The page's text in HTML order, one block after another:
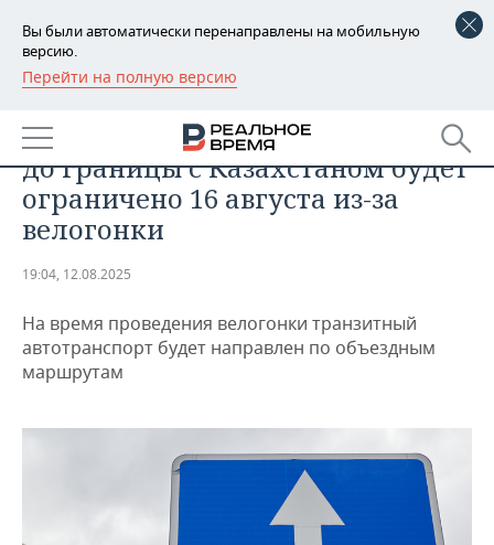
Вы были автоматически перенаправлены на мобильную
версию.
Перейти на полную версию
РЕГИОНЫ
БАШКОРТОСТАН
ТАТАРСТАН
УДМУРТИЯ
НОВОСТИ
АНАЛИТИКА
НОВОСТИ АНАЛИТИКИ
ДЕКЛАРАЦИИ О ДОХОДАХ
КОРОЛИ ГОСЗАКАЗА ПФО
ВУЗЫ ТАТАРСТАНА
КОМУ ПРИНАДЛЕЖАТ
ТОРГОВЫЕ ЦЕНТРЫ
ЭКОНОМИКА
НОВОСТИ ЭКОНОМИКИ
ФИНАНСЫ
БАНКИ
БЮДЖЕТ
ПРОМЫШЛЕННОСТЬ
НОВОСТИ
ПРОМЫШЛЕННОСТИ
МАШИНОСТРОЕНИЕ
НЕДВИЖИМОСТЬ
НОВОСТИ НЕДВИЖИМОСТИ
АВТО
НОВОСТИ АВТО
БИЗНЕС
НОВОСТИ БИЗНЕСА
РОЗНИЧНАЯ ТОРГОВЛЯ
НОВОСТИ ТЕХНОЛОГИЙ
Движение по трассе от Казани
до границы с Казахстаном будет
ограничено 16 августа из-за
велогонки
19:04, 12.08.2025
На время проведения велогонки транзитный
автотранспорт будет направлен по объездным
маршрутам